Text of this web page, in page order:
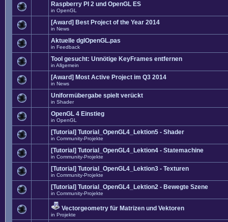
Raspberry PI 2 und OpenGL ES
in OpenGL
[Award] Best Project of the Year 2014
in News
Aktuelle dglOpenGL.pas
in Feedback
Tool gesucht: Unnötige KeyFrames entfernen
in Allgemein
[Award] Most Active Project im Q3 2014
in News
Uniformübergabe spielt verückt
in Shader
OpenGL 4 Einstieg
in OpenGL
[Tutorial] Tutorial_OpenGL4_Lektion5 - Shader
in Community-Projekte
[Tutorial] Tutorial_OpenGL4_Lektion4 - Statemachine
in Community-Projekte
[Tutorial] Tutorial_OpenGL4_Lektion3 - Texturen
in Community-Projekte
[Tutorial] Tutorial_OpenGL4_Lektion2 - Bewegte Szene
in Community-Projekte
Vectorgeometry für Matrizen und Vektoren
in Projekte